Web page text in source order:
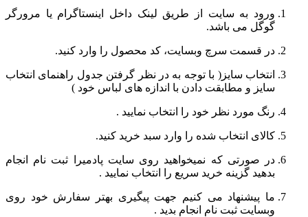
ورود به سایت از طریق لینک داخل اینستاگرام یا مرورگر
گوگل می باشد.
در قسمت سرچ وبسایت، کد محصول را وارد کنید.
انتخاب سایز( با توجه به در نظر گرفتن جدول راهنمای انتخاب
سایز و مطابقت دادن با اندازه های لباس خود )
رنگ مورد نظر خود را انتخاب نمایید .
کالای انتخاب شده را وارد سبد خرید کنید.
در صورتی که نمیخواهید روی سایت پادمیرا ثبت نام انجام
بدهید گزینه خرید سریع را انتخاب نمایید .
ما پیشنهاد می کنیم جهت پیگیری بهتر سفارش خود روی
وبسایت ثبت نام انجام بدید .